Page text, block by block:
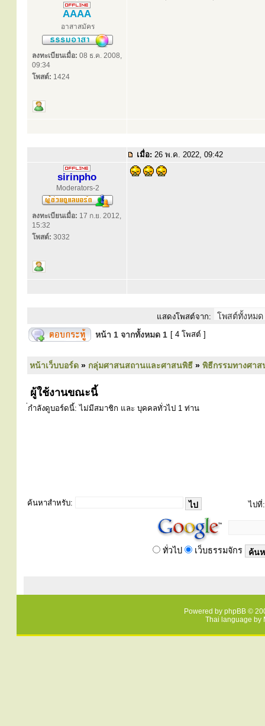
AAAA
อาสาสมัคร
ลงทะเบียนเมื่อ: 08 ธ.ค. 2008,
09:34
โพสต์: 1424
เมื่อ: 26 พ.ค. 2022, 09:42
sirinpho
Moderators-2
ลงทะเบียนเมื่อ: 17 ก.ย. 2012,
15:32
โพสต์: 3032
แสดงโพสต์จาก:
หน้า 1 จากทั้งหมด 1 [ 4 โพสต์ ]
หน้าเว็บบอร์ด » กลุ่มศาสนสถานและศาสนพิธี » พิธีกรรมทางศา
ผู้ใช้งานขณะนี้
่กำลังดูบอร์ดนี้: ไม่มีสมาชิก และ บุคคลทั่วไป 1 ท่าน
ค้นหาสำหรับ: ไปที่:
ทั่วไป เว็บธรรมจักร
Powered by phpBB ©
Thai language by